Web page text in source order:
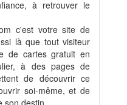
à retrouver le
c'est votre site de
là que tout visiteur
de cartes gratuit en
à des pages de
de découvrir ce
soi-même, et de